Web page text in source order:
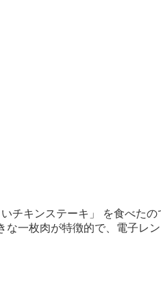
キンステーキ」 を食べた
一枚肉が特徴的で、電子レ